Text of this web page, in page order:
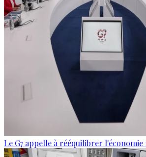
Le G7 appelle à rééquilibrer